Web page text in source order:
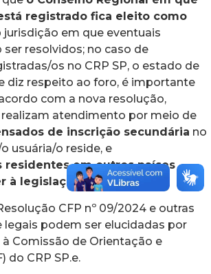
registrado fica eleito como
jurisdição em que eventuais
resolvidos; no caso de
os no CRP SP, o estado de
diz respeito ao foro, é importante
com a nova resolução,
atendimento por meio de
de inscrição secundária no
usuária/o reside, e
residentes em outros países
à legislação local.
CFP nº 09/2024 e outras
legais podem ser elucidadas por
Comissão de Orientação e
do CRP SP.e.